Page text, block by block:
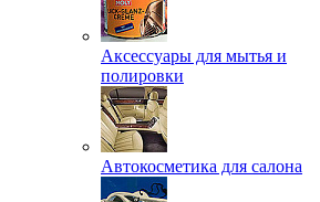
Аксессуары для мытья и
полировки
Автокосметика для салона